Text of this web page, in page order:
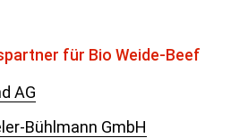
für Bio Weide-Beef
AG
Bühlmann GmbH